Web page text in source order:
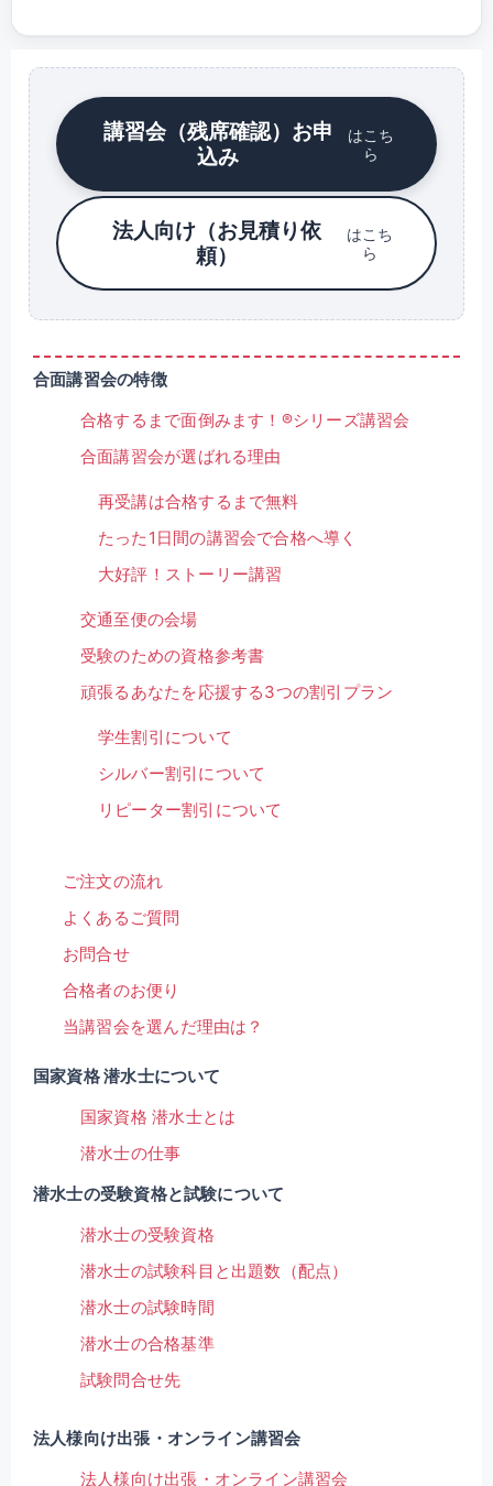
講習会（残席確認）お申
込み
はこち
ら
法人向け（お見積り依
頼）
はこち
ら
合面講習会の特徴
合格するまで面倒みます！®シリーズ講習会
合面講習会が選ばれる理由
再受講は合格するまで無料
たった1日間の講習会で合格へ導く
大好評！ストーリー講習
交通至便の会場
受験のための資格参考書
頑張るあなたを応援する3つの割引プラン
学生割引について
シルバー割引について
リピーター割引について
ご注文の流れ
よくあるご質問
お問合せ
合格者のお便り
当講習会を選んだ理由は？
国家資格 潜水士について
国家資格 潜水士とは
潜水士の仕事
潜水士の受験資格と試験について
潜水士の受験資格
潜水士の試験科目と出題数（配点）
潜水士の試験時間
潜水士の合格基準
試験問合せ先
法人様向け出張・オンライン講習会
法人様向け出張・オンライン講習会